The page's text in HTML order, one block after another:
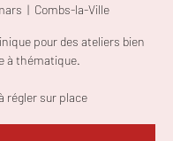
  |
Combs-la-Ville
pour des ateliers bien
à thématique.
régler sur place